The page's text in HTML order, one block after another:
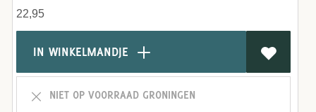
22,95
IN WINKELMANDJE
NIET OP VOORRAAD GRONINGEN